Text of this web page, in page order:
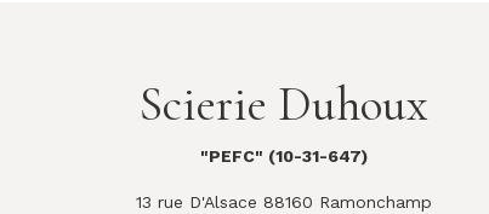
Scierie Duhoux
"PEFC" (10-31-647)
13 rue D'Alsace 88160 Ramonchamp